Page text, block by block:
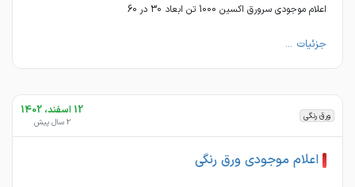
اعلام موجودی سرورق اکسین 1000 تن ابعاد 30 در 60
جزئیات ...
ورق رنگی 12 اسفند، 1402
2 سال پیش
اعلام موجودی ورق رنگی